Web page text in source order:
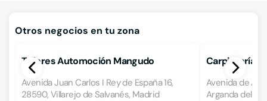
Otros negocios en tu zona
Talleres Automoción Mangudo
Avenida Juan Carlos I Rey de España 16,
28590, Villarejo de Salvanés, Madrid
Carpintería
Avenida de
Arganda del